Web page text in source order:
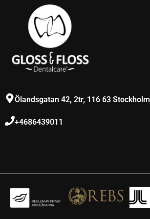
Ölandsgatan 42, 2tr, 116 63 Stockholm
+4686439011